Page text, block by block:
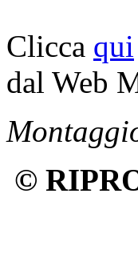
Clicca qui
dal Web
©